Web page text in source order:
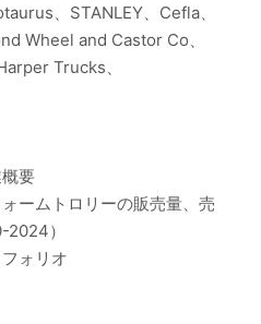
、STANLEY、Cefla、
Wheel and Castor Co、
Trucks、
要
ームトロリーの販売量、売
2024）
ォリオ